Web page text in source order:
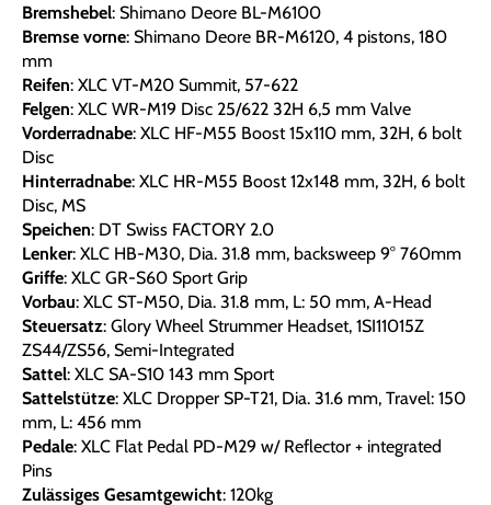
Bremshebel: Shimano Deore BL-M6100
Bremse vorne: Shimano Deore BR-M6120, 4 pistons, 180
mm
Reifen: XLC VT-M20 Summit, 57-622
Felgen: XLC WR-M19 Disc 25/622 32H 6,5 mm Valve
Vorderradnabe: XLC HF-M55 Boost 15x110 mm, 32H, 6 bolt
Disc
Hinterradnabe: XLC HR-M55 Boost 12x148 mm, 32H, 6 bolt
Disc, MS
Speichen: DT Swiss FACTORY 2.0
Lenker: XLC HB-M30, Dia. 31.8 mm, backsweep 9° 760mm
Griffe: XLC GR-S60 Sport Grip
Vorbau: XLC ST-M50, Dia. 31.8 mm, L: 50 mm, A-Head
Steuersatz: Glory Wheel Strummer Headset, 1SI11015Z
ZS44/ZS56, Semi-Integrated
Sattel: XLC SA-S10 143 mm Sport
Sattelstütze: XLC Dropper SP-T21, Dia. 31.6 mm, Travel: 150
mm, L: 456 mm
Pedale: XLC Flat Pedal PD-M29 w/ Reflector + integrated
Pins
Zulässiges Gesamtgewicht: 120kg